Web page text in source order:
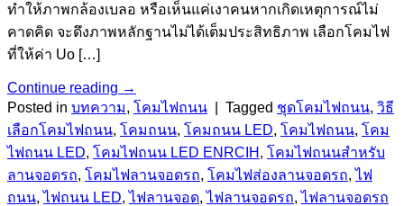
ทำให้ภาพกล้องเบลอ หรือเห็นแค่เงาคนหากเกิดเหตุการณ์ไม่
คาดคิด จะดึงภาพหลักฐานไม่ได้เต็มประสิทธิภาพ เลือกโคมไฟ
ที่ให้ค่า Uo […]
Continue reading →
Posted in บทความ, โคมไฟถนน Tagged ชุดโคมไฟถนน, วิธี
เลือกโคมไฟถนน, โคมถนน, โคมถนน LED, โคมไฟถนน, โคม
ไฟถนน LED, โคมไฟถนน LED ENRCIH , โคมไฟถนนสำหรับ
ลานจอดรถ, โคมไฟลานจอดรถ, โคมไฟส่องลานจอดรถ,ไฟ
ถนน,ไฟถนน LED,ไฟลานจอด,ไฟลานจอดรถ,ไฟลานจอดรถ